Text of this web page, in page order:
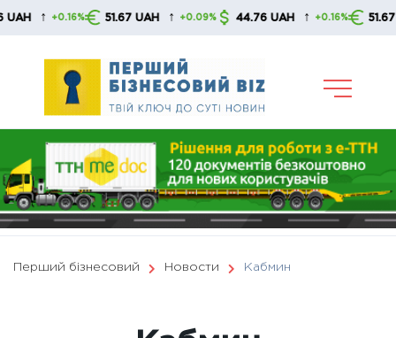
Skip
51.67 UAH ↑ +0.09% 44.76 UAH ↑ +0.16% 51.67 UAH ↑
Перший бізнесовий Новости Кабмин